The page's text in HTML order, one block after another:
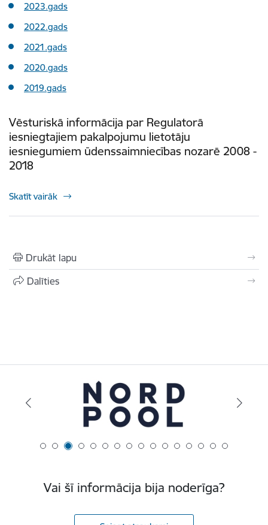
2023.gads
2022.gads
2021.gads
2020.gads
2019.gads
Vēsturiskā informācija par Regulatorā
iesniegtajiem pakalpojumu lietotāju
iesniegumiem ūdenssaimniecības nozarē 2008 -
2018
Skatīt vairāk
Drukāt lapu
Dalīties
Vai šī informācija bija noderīga?